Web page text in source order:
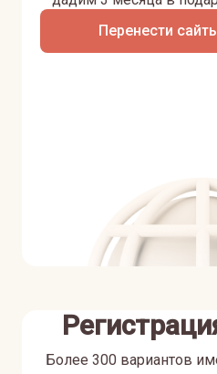
Перенести
Более 300 вариантов